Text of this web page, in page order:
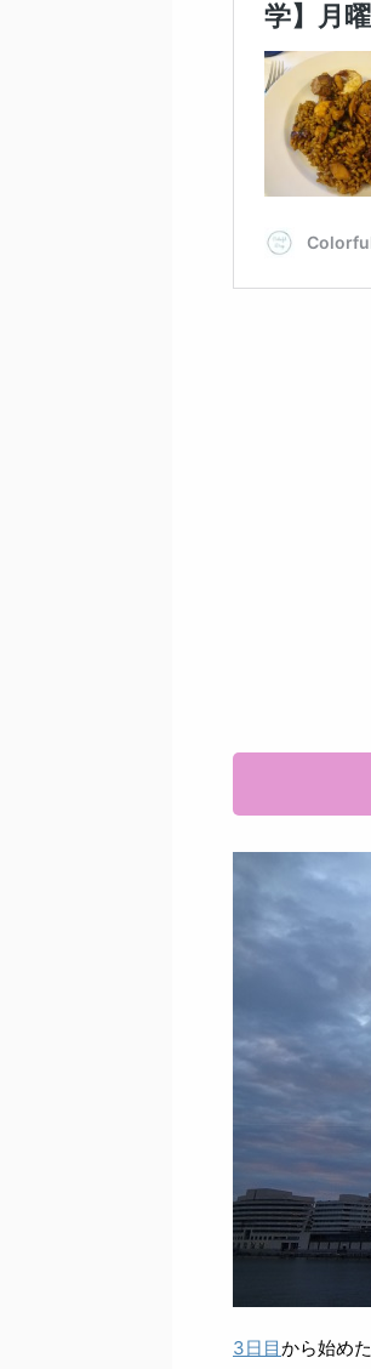
3日目から始め